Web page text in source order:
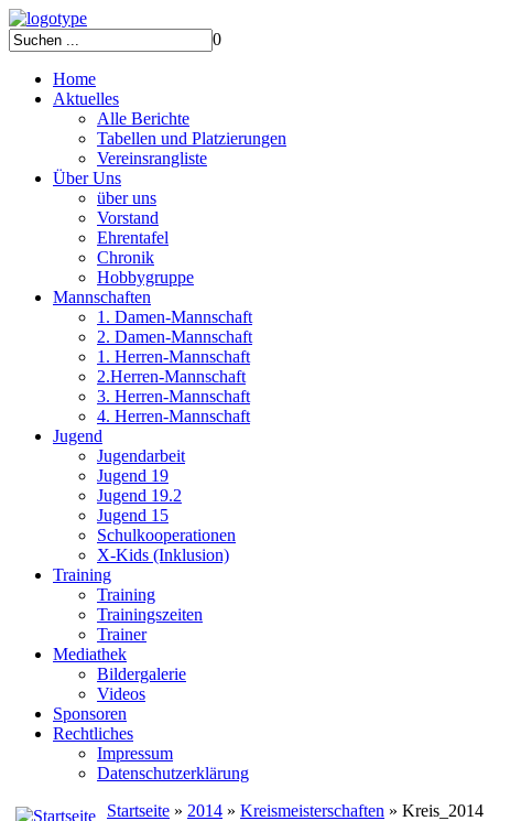
0
Home
Aktuelles
Alle Berichte
Tabellen und Platzierungen
Vereinsrangliste
Über Uns
über uns
Vorstand
Ehrentafel
Chronik
Hobbygruppe
Mannschaften
1. Damen-Mannschaft
2. Damen-Mannschaft
1. Herren-Mannschaft
2.Herren-Mannschaft
3. Herren-Mannschaft
4. Herren-Mannschaft
Jugend
Jugendarbeit
Jugend 19
Jugend 19.2
Jugend 15
Schulkooperationen
X-Kids (Inklusion)
Training
Training
Trainingszeiten
Trainer
Mediathek
Bildergalerie
Videos
Sponsoren
Rechtliches
Impressum
Datenschutzerklärung
Startseite » 2014 » Kreismeisterschaften » Kreis_2014